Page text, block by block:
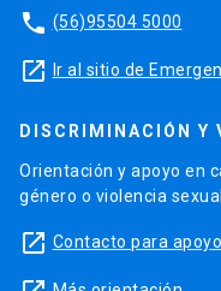
phone (56)95504 5000
launch Ir al sitio de
DISCRIMINACIÓN Y
Orientación y apoyo en
género o violencia
launch Contacto para apoyo